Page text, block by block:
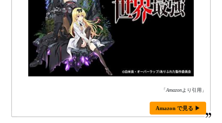
「Amazonより引用」
Amazon で見る ▶